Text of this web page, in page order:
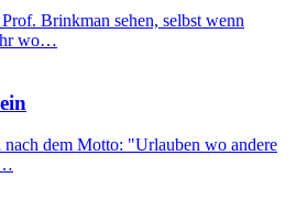
Brinkman sehen, selbst wenn
wo…
dem Motto: "Urlauben wo andere